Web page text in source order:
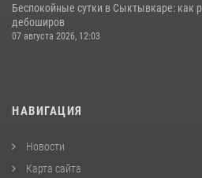
Беспокойные сутки в Сыктывкаре: как
дебоширов
07 августа 2026, 12:03
НАВИГАЦИЯ
Новости
Карта сайта